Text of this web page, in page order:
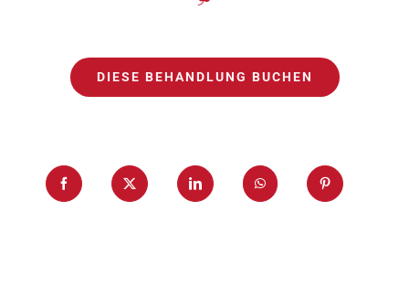
DIESE BEHANDLUNG BUCHEN